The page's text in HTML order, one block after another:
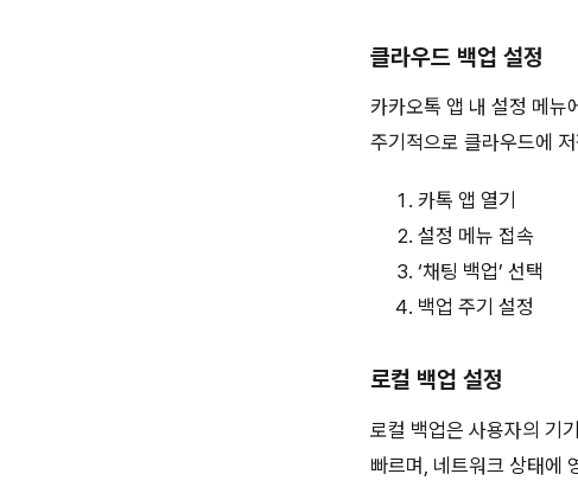
클라우드 백업 설정
카카오톡 앱 내 설정 메뉴
주기적으로 클라우드에
카톡 앱 열기
설정 메뉴 접속
‘채팅 백업’ 선택
백업 주기 설정
로컬 백업 설정
로컬 백업은 사용자의 기
빠르며, 네트워크 상태에